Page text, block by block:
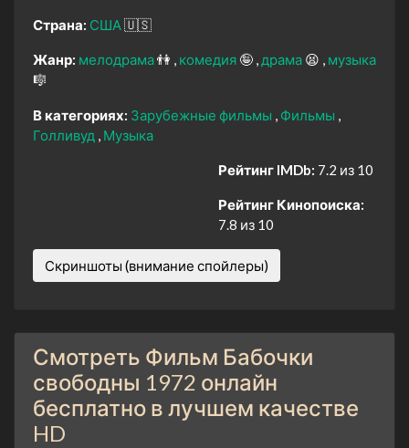
Страна: США🇺🇸
Жанр: мелодрама👫 комедия 🤪 драма 😫
музыка
🎼
В категориях: Зарубежные фильмы
Фильмы
Голливуд
Музыка
Рейтинг IMDb: 7.2 из 10
Рейтинг Кинопоиска:
7.8 из 10
Скриншоты (внимание спойлеры)
Смотреть Фильм Бабочки
свободны 1972 онлайн
бесплатно в лучшем качестве
HD